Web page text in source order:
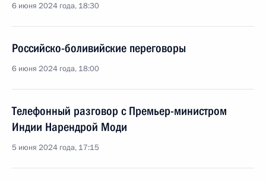
6 июня 2024 года, 18:30
Российско-боливийские переговоры
6 июня 2024 года, 18:00
Телефонный разговор с Премьер-министром
Индии Нарендрой Моди
5 июня 2024 года, 17:15